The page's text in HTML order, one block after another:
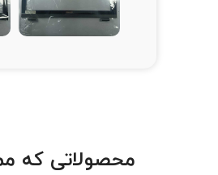
محصولاتی که